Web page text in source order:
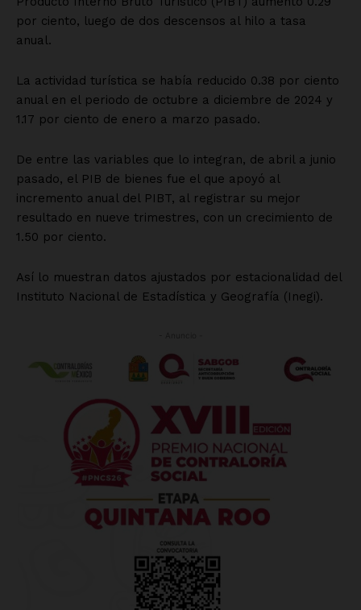
Empresa
Nosotros
Política de privacidad
Políticas del Sitio
Información Propietaria / Financiación
Mi cuenta